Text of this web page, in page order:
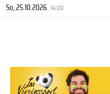
So, 25.10.2026 14:00